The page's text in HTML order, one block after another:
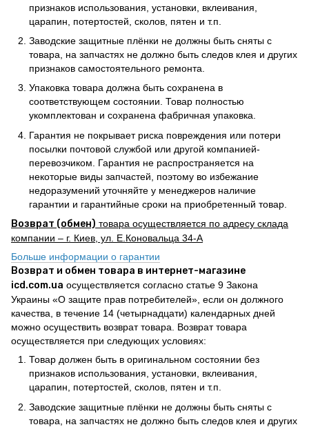
признаков использования, установки, вклеивания,
царапин, потертостей, сколов, пятен и т.п.
Заводские защитные плёнки не должны быть сняты с
товара, на запчастях не должно быть следов клея и других
признаков самостоятельного ремонта.
Упаковка товара должна быть сохранена в
соответствующем состоянии. Товар полностью
укомплектован и сохранена фабричная упаковка.
Гарантия не покрывает риска повреждения или потери
посылки почтовой службой или другой компанией-
перевозчиком. Гарантия не распространяется на
некоторые виды запчастей, поэтому во избежание
недоразумений уточняйте у менеджеров наличие
гарантии и гарантийные сроки на приобретенный товар.
Возврат (обмен) товара осуществляется по адресу склада
компании – г. Киев, ул. Е.Коновальца 34-А
Больше информации о гарантии
Возврат и обмен товара в интернет-магазине
icd.com.ua осуществляется согласно статье 9 Закона
Украины «О защите прав потребителей», если он должного
качества, в течение 14 (четырнадцати) календарных дней
можно осуществить возврат товара. Возврат товара
осуществляется при следующих условиях:
Товар должен быть в оригинальном состоянии без
признаков использования, установки, вклеивания,
царапин, потертостей, сколов, пятен и т.п.
Заводские защитные плёнки не должны быть сняты с
товара, на запчастях не должно быть следов клея и других